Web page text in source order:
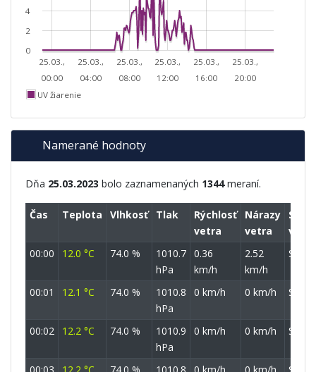
25.03.,
00:00
25.03.,
04:00
25.03.,
08:00
25.03.,
12:00
25.03.,
16:00
25.03.,
20:00
0
2
4
UV žiarenie
Namerané hodnoty
Dňa 25.03.2023 bolo zaznamenaných 1344meraní.
Čas Teplota Vlhkosť Tlak
Rýchlosť
vetra
Nárazy
vetra
Smer
vetra
00:00
12.0 °C 74.0 %
1010.7
hPa
0.36
km/h
2.52
km/h
SSZ
00:01 12.1 °C 74.0 %
1010.8
hPa
0 km/h 0 km/h SSZ
00:02 12.2 °C 74.0 %
1010.9
hPa
0 km/h 0 km/h SSZ